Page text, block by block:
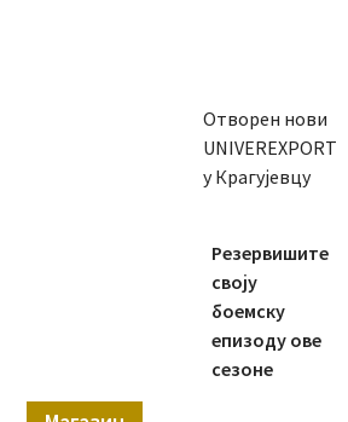
Отворен нови
UNIVEREXPORT
у Крагујевцу
Резервишите
своју
боемску
епизоду ове
сезоне